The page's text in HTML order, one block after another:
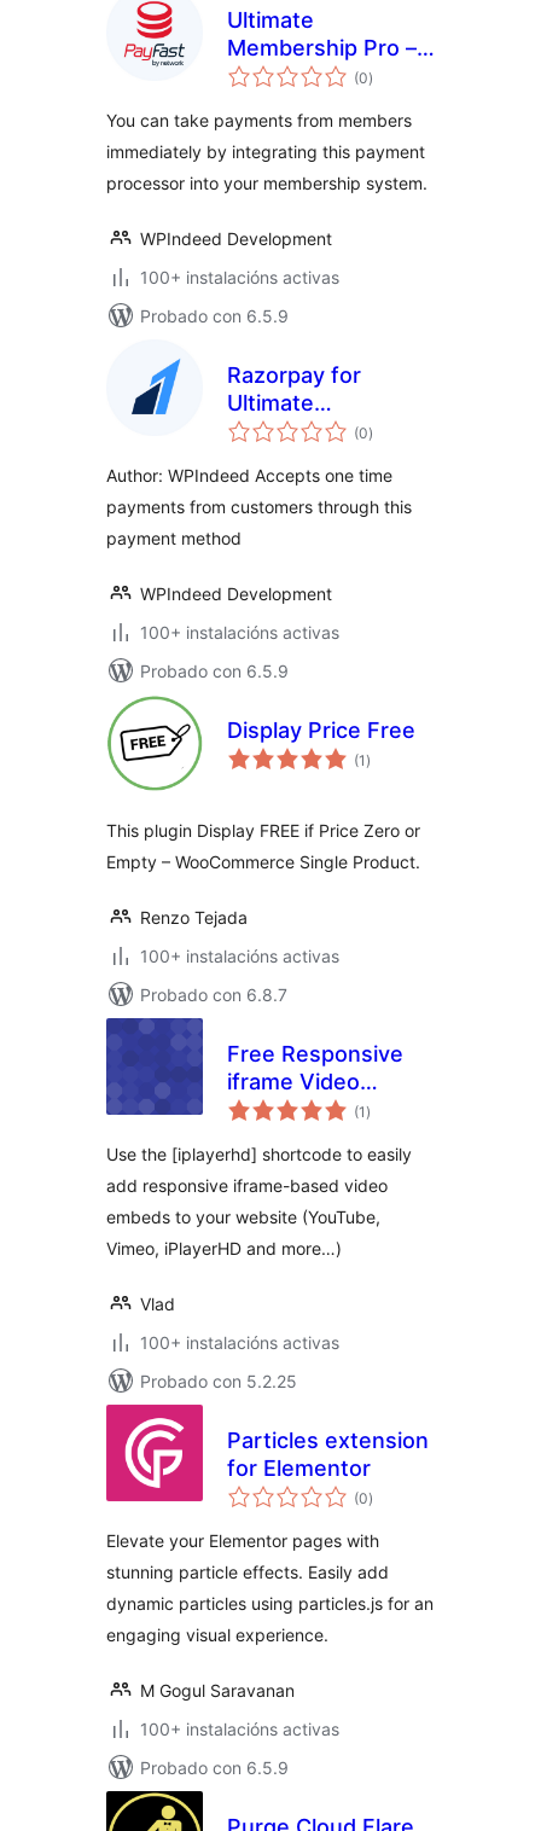
Ultimate
Membership Pro –
PayFast
(0valoracións
totais
)
You can take payments from members
immediately by integrating this payment
processor into your membership system.
WPIndeed Development
100+ instalacións activas
Probado con 6.5.9
Razorpay for
Ultimate
Membership Pro
(0valoracións
totais
)
Author: WPIndeed Accepts one time
payments from customers through this
payment method
WPIndeed Development
100+ instalacións activas
Probado con 6.5.9
Display Price Free
(1 valoracións
totais
)
This plugin Display FREE if Price Zero or
Empty – WooCommerce Single Product.
Renzo Tejada
100+ instalacións activas
Probado con 6.8.7
Free Responsive
iframe Video
Embeds
(1 valoracións
totais
)
Use the [iplayerhd] shortcode to easily
add responsive iframe-based video
embeds to your website (YouTube,
Vimeo, iPlayerHD and more…)
Vlad
100+ instalacións activas
Probado con 5.2.25
Particles extension
for Elementor
(0valoracións
totais
)
Elevate your Elementor pages with
stunning particle effects. Easily add
dynamic particles using particles.js for an
engaging visual experience.
M Gogul Saravanan
100+ instalacións activas
Probado con 6.5.9